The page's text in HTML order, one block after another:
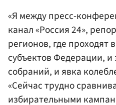
«Я между пресс-
канал «Россия 24»,
регионов, где проходят
субъектов Федерации, и
собраний, и явка
«Сейчас трудно
избирательными